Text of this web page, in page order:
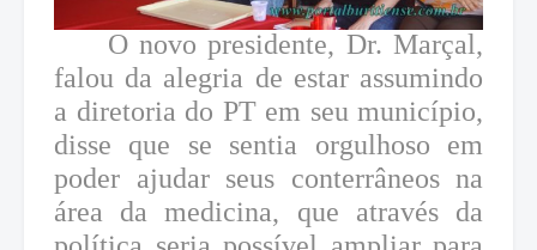
O novo presidente, Dr. Marçal,
falou da alegria de estar assumindo
a diretoria do PT em seu município,
disse que se sentia orgulhoso em
poder ajudar seus conterrâneos na
área da medicina, que através da